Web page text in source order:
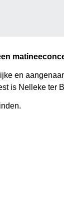
en
is Nelleke ter